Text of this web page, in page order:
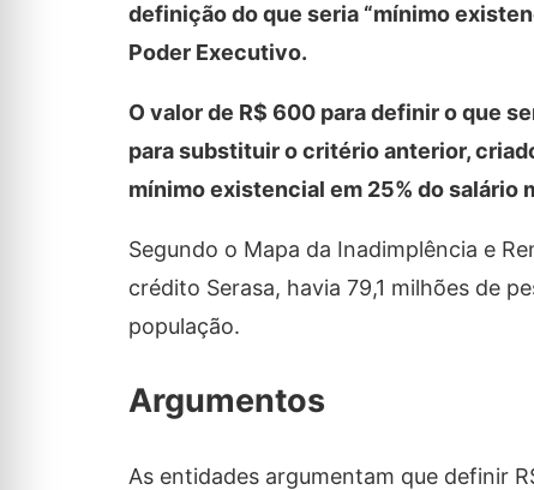
definição do que seria “mínimo
Poder Executivo.
O valor de R$ 600 para definir o que
para substituir o critério anterior,
mínimo existencial em 25% do salário
Segundo o Mapa da Inadimplência e
crédito Serasa, havia 79,1 milhões de
população.
Argumentos
As entidades argumentam que definir